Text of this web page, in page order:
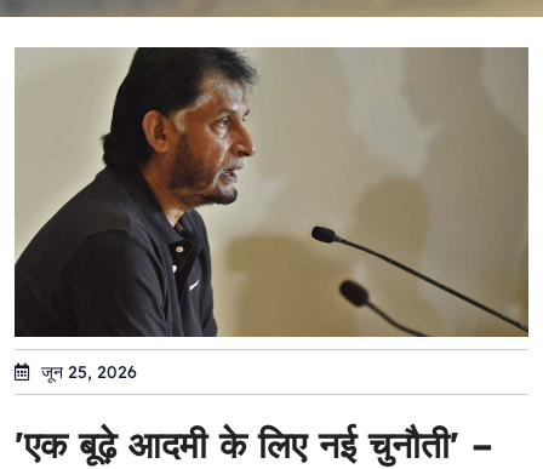
जून 25, 2026
'एक बूढ़े आदमी के लिए नई चुनौती' –